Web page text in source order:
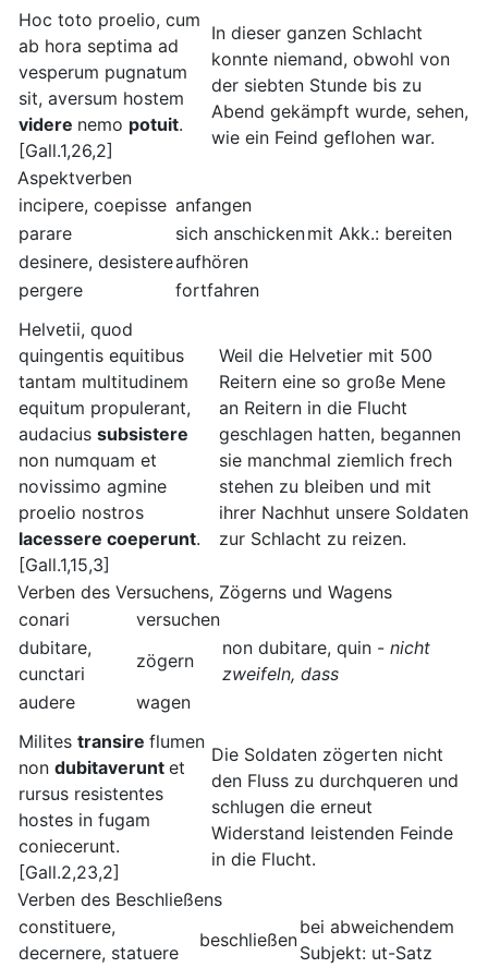
Hoc toto proelio, cum
ab hora septima ad
vesperum pugnatum
sit, aversum hostem
videre nemo potuit.
[Gall.1,26,2]
In dieser ganzen Schlacht
konnte niemand, obwohl von
der siebten Stunde bis zu
Abend gekämpft wurde, sehen,
wie ein Feind geflohen war.
Aspektverben
incipere, coepisse anfangen
parare
sich anschickenmit Akk.: bereiten
desinere, desistereaufhören
pergere
fortfahren
Helvetii, quod
quingentis equitibus
tantam multitudinem
equitum propulerant,
audacius subsistere
non numquam et
novissimo agmine
proelio nostros
lacessere coeperunt.
[Gall.1,15,3]
Weil die Helvetier mit 500
Reitern eine so große Mene
an Reitern in die Flucht
geschlagen hatten, begannen
sie manchmal ziemlich frech
stehen zu bleiben und mit
ihrer Nachhut unsere Soldaten
zur Schlacht zu reizen.
Verben des Versuchens, Zögerns und Wagens
conari
versuchen
dubitare,
cunctari
zögern
non dubitare, quin - nicht
zweifeln, dass
audere
wagen
Milites transire flumen
non dubitaverunt et
rursus resistentes
hostes in fugam
coniecerunt.
[Gall.2,23,2]
Die Soldaten zögerten nicht
den Fluss zu durchqueren und
schlugen die erneut
Widerstand leistenden Feinde
in die Flucht.
Verben des Beschließens
constituere,
decernere, statuere
beschließen
bei abweichendem
Subjekt: ut-Satz